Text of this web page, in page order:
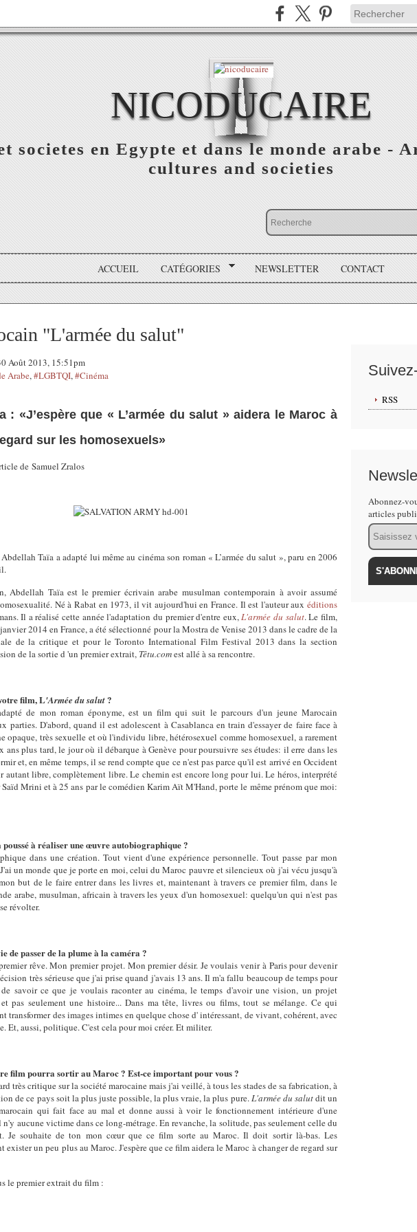
NICODUCAIRE
societes en Egypte et dans le monde arabe -
cultures and societies
ACCUEIL CATÉGORIES NEWSLETTER CONTACT
"L'armée du salut"
Août 2013, 15:51pm
Arabe,#LGBTQI,#Cinéma
: «J’espère que « L’armée du salut » aidera le Maroc à
sur les homosexuels»
de Samuel Zralos
Taïa a adapté lui même au cinéma son roman « L’armée du salut », paru en 2006
Abdellah Taïa est le premier écrivain arabe musulman contemporain à avoir assumé
Né à Rabat en 1973, il vit aujourd'hui en France. Il est l'auteur aux éditions
Il a réalisé cette année l'adaptation du premier d'entre eux,L'armée du salut. Le film,
2014 en France, a été sélectionné pour la Mostra de Venise 2013 dans le cadre de la
de la critique et pour le Toronto International Film Festival 2013 dans la section
de la sortie d 'un premier extrait, Têtu.comest allé à sa rencontre.
film, L'Armée du salut?
de mon roman éponyme, est un film qui suit le parcours d'un jeune Marocain
parties. D'abord, quand il est adolescent à Casablanca en train d'essayer de faire face à
opaque, très sexuelle et où l'individu libre, hétérosexuel comme homosexuel, a rarement
ans plus tard, le jour où il débarque à Genève pour poursuivre ses études: il erre dans les
et, en même temps, il se rend compte que ce n'est pas parce qu'il est arrivé en Occident
autant libre, complètement libre. Le chemin est encore long pour lui. Le héros, interprété
Saïd Mrini et à 25 ans par le comédien Karim Aït M'Hand, porte le même prénom que moi:
poussé à réaliser une œuvre autobiographique ?
dans une création. Tout vient d'une expérience personnelle. Tout passe par mon
un monde que je porte en moi, celui du Maroc pauvre et silencieux où j'ai vécu jusqu'à
but de le faire entrer dans les livres et, maintenant à travers ce premier film, dans le
arabe, musulman, africain à travers les yeux d'un homosexuel: quelqu'un qui n'est pas
révolter.
de passer de la plume à la caméra ?
rêve. Mon premier projet. Mon premier désir. Je voulais venir à Paris pour devenir
très sérieuse que j'ai prise quand j'avais 13 ans. Il m'a fallu beaucoup de temps pour
savoir ce que je voulais raconter au cinéma, le temps d'avoir une vision, un projet
pas seulement une histoire... Dans ma tête, livres ou films, tout se mélange. Ce qui
transformer des images intimes en quelque chose d' intéressant, de vivant, cohérent, avec
Et, aussi, politique. C'est cela pour moi créer. Et militer.
film pourra sortir au Maroc ? Est-ce important pour vous ?
très critique sur la société marocaine mais j'ai veillé, à tous les stades de sa fabrication, à
de ce pays soit la plus juste possible, la plus vraie, la plus pure.L'armée du salutdit un
qui fait face au mal et donne aussi à voir le fonctionnement intérieure d'une
aucune victime dans ce long-métrage. En revanche, la solitude, pas seulement celle du
Je souhaite de ton mon cœur que ce film sorte au Maroc. Il doit sortir là-bas. Les
exister un peu plus au Maroc. J'espère que ce film aidera le Maroc à changer de regard sur
le premier extrait du film :
RSS
Abonnez-
articles
Email